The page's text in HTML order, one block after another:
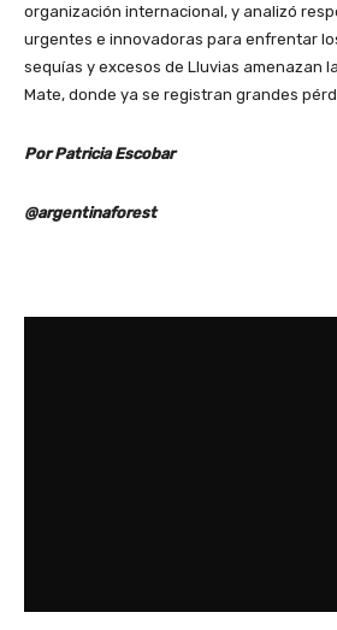
organización internacional, y analizó
urgentes e innovadoras para enfrentar
sequías y excesos de Lluvias amenazan
Mate, donde ya se registran grandes
Por Patricia Escobar
@argentinaforest